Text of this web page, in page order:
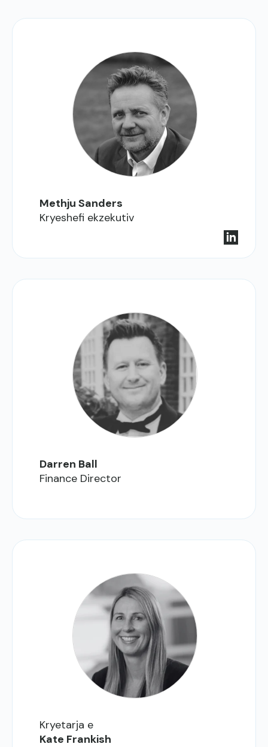
Methju Sanders
Kryeshefi ekzekutiv
Darren Ball
Finance Director
Kryetarja e
Kate Frankish